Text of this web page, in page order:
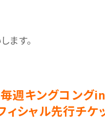
ます。
毎週キングコング
ィシャル先行チケ